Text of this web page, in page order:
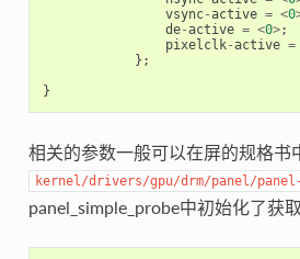
vsync-active = <0
de-active = <0>;
pixelclk-active =
};
}
相关的参数一般可以在屏的规格书
kernel/drivers/gpu/drm/panel/
panel_simple_probe中初始化了获